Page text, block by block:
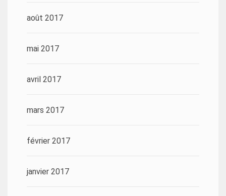
août 2017
mai 2017
avril 2017
mars 2017
février 2017
janvier 2017